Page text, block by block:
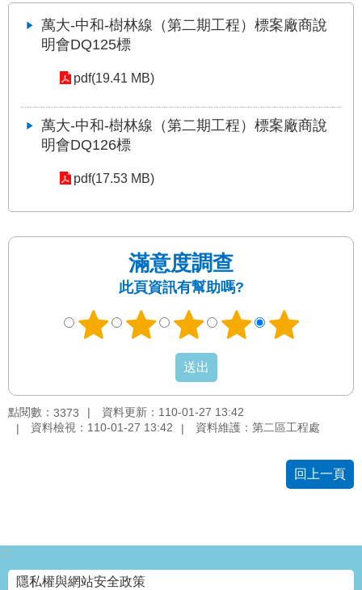
發
務
網
站
English
萬大-中和-樹林線（第二期工程）標案廠商說
明會DQ125標
pdf(19.41 MB)
萬大-中和-樹林線（第二期工程）標案廠商說
明會DQ126標
pdf(17.53 MB)
滿意度調查
此頁資訊有幫助嗎?
點閱數： 3373
資料更新：110-01-27 13:42
資料檢視：110-01-27 13:42
資料維護：第二區工程處
回上一頁
:::
隱私權與網站安全政策